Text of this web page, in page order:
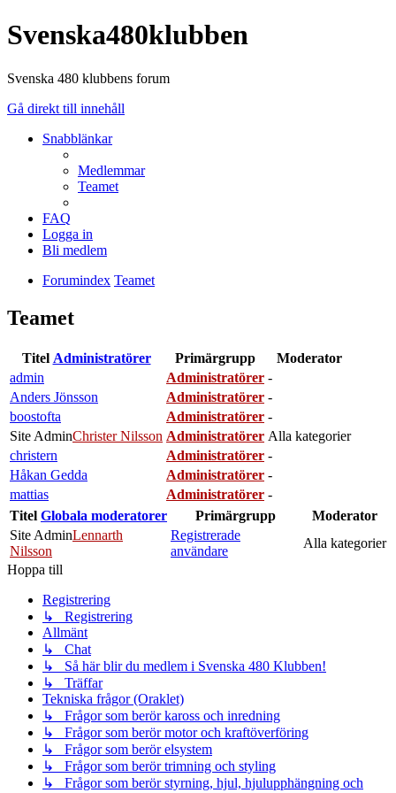
Svenska480klubben
Svenska 480 klubbens forum
Gå direkt till innehåll
Snabblänkar
Medlemmar
Teamet
FAQ
Logga in
Bli medlem
Forumindex Teamet
Teamet
Titel Administratörer Primärgrupp
Moderator
admin
Administratörer -
Anders Jönsson
Administratörer -
boostofta
Administratörer -
Site AdminChrister Nilsson Administratörer Alla kategorier
christern
Administratörer -
Håkan Gedda
Administratörer -
mattias
Administratörer -
Titel Globala moderatorer Primärgrupp
Moderator
Site AdminLennarth
Nilsson
Registrerade
användare
Alla kategorier
Hoppa till
Registrering
↳ Registrering
Allmänt
↳ Chat
↳ Så här blir du medlem i Svenska 480 Klubben!
↳ Träffar
Tekniska frågor (Oraklet)
↳ Frågor som berör kaross och inredning
↳ Frågor som berör motor och kraftöverföring
↳ Frågor som berör elsystem
↳ Frågor som berör trimning och styling
↳ Frågor som berör styrning, hjul, hjulupphängning och